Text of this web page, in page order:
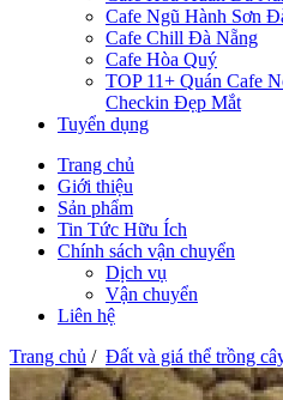
Cafe Ngũ Hành Sơn
Cafe Chill Đà Nẵng
Cafe Hòa Quý
TOP 11+ Quán Cafe
Checkin Đẹp Mắt
Tuyển dụng
Trang chủ
Giới thiệu
Sản phẩm
Tin Tức Hữu Ích
Chính sách vận chuyển
Dịch vụ
Vận chuyển
Liên hệ
Trang chủ / Đất và giá thể trồng